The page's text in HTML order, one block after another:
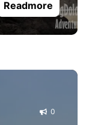
Readmore
0